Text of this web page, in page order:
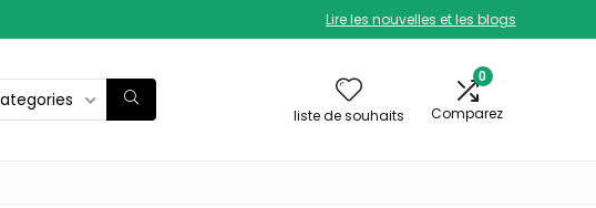
Lire les nouvelles et les blogs
liste de souhaits
0
Comparez